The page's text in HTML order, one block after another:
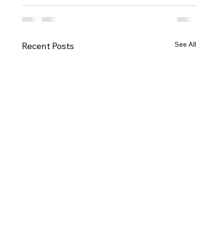
Recent Posts See All